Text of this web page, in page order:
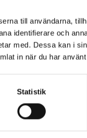
till användarna,
identifierare och
med. Dessa kan i
in när du har
Statistik
och en stor
portion
erfarenhet,
något som vi
Vid
kulturhistoriska